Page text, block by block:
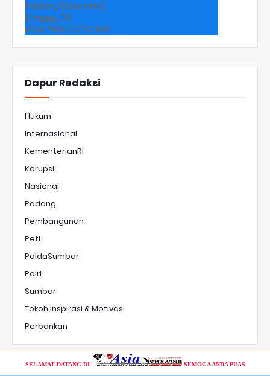
Padang (Sumatra)
Minggu, 09
Lihat Prakiraan 7 Hari
Dapur Redaksi
Hukum
Internasional
KementerianRI
Korupsi
Nasional
Padang
Pembangunan
Peti
PoldaSumbar
Polri
Sumbar
Tokoh Inspirasi & Motivasi
Perbankan
SELAMAT DATANG DI SEMOGA ANDA PUAS